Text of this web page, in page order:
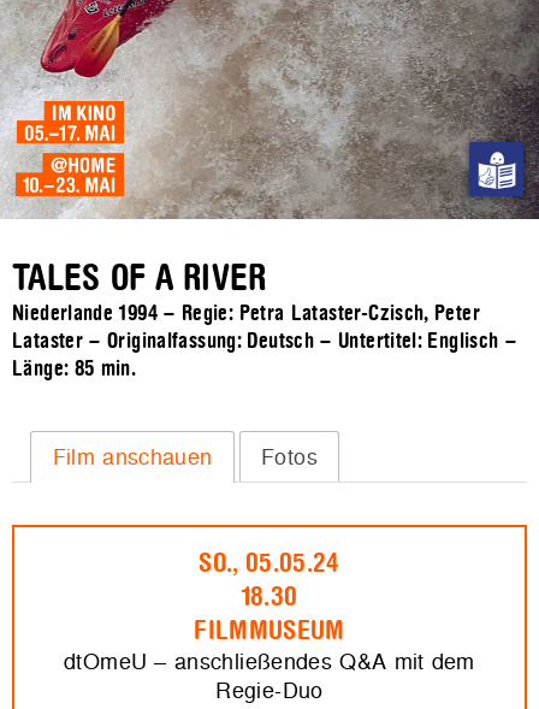
TALES OF A RIVER
Niederlande 1994 – Regie: Petra Lataster-Czisch, Peter
Lataster – Originalfassung: Deutsch – Untertitel: Englisch –
Länge: 85 min.
Film anschauen Fotos
SO., 05.05.24
18.30
FILMMUSEUM
dtOmeU – anschließendes Q&A mit dem
Regie-Duo